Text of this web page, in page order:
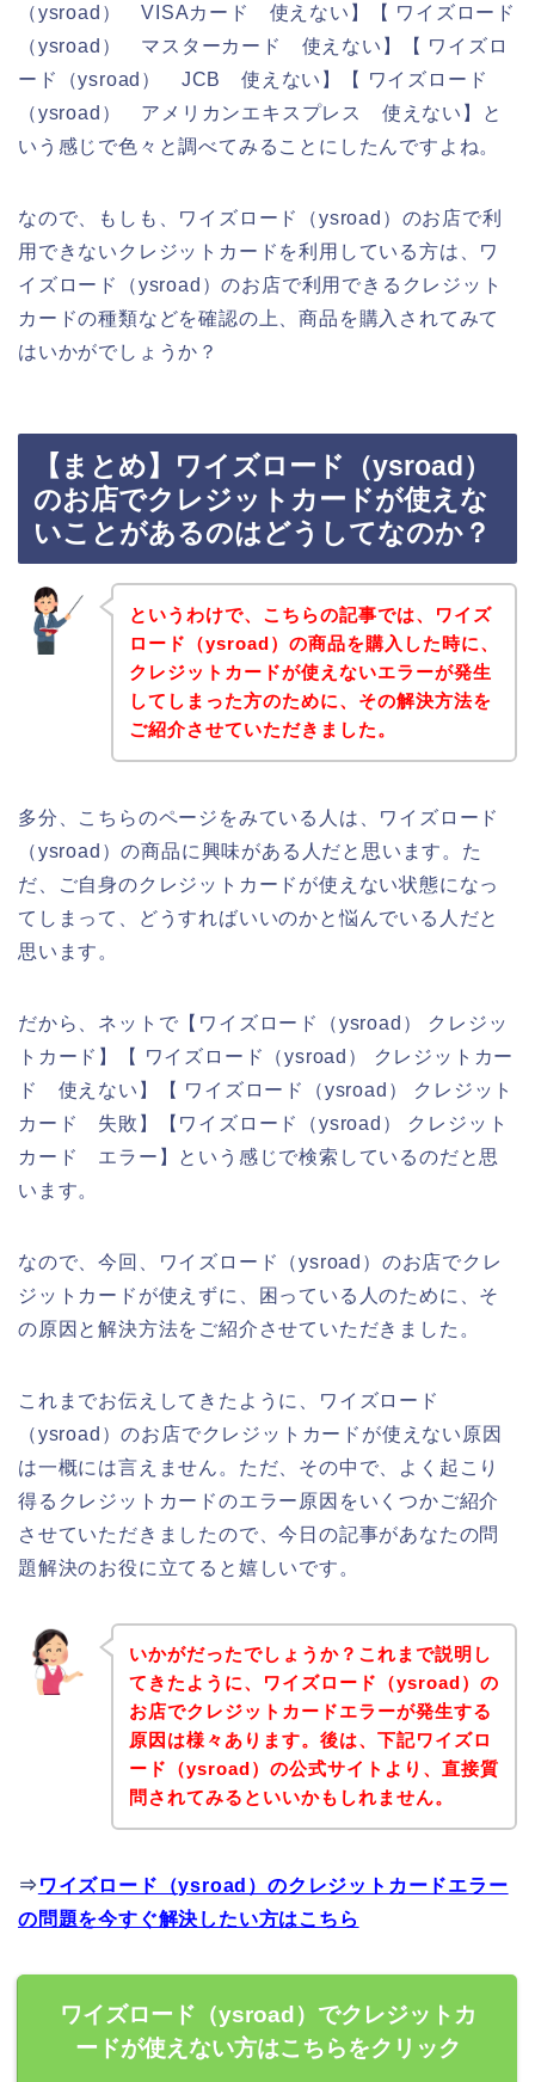
（ysroad） VISAカード 使えない】【 ワイズロード
（ysroad） マスターカード 使えない】【 ワイズロ
ード（ysroad） JCB 使えない】【 ワイズロード
（ysroad） アメリカンエキスプレス 使えない】と
いう感じで色々と調べてみることにしたんですよね。
なので、もしも、ワイズロード（ysroad）のお店で利
用できないクレジットカードを利用している方は、ワ
イズロード（ysroad）のお店で利用できるクレジット
カードの種類などを確認の上、商品を購入されてみて
はいかがでしょうか？
【まとめ】ワイズロード（ysroad）
のお店でクレジットカードが使えな
いことがあるのはどうしてなのか？
というわけで、こちらの記事では、ワイズ
ロード（ysroad）の商品を購入した時に、
クレジットカードが使えないエラーが発生
してしまった方のために、その解決方法を
ご紹介させていただきました。
多分、こちらのページをみている人は、ワイズロード
（ysroad）の商品に興味がある人だと思います。た
だ、ご自身のクレジットカードが使えない状態になっ
てしまって、どうすればいいのかと悩んでいる人だと
思います。
だから、ネットで【ワイズロード（ysroad） クレジッ
トカード】【 ワイズロード（ysroad） クレジットカー
ド 使えない】【 ワイズロード（ysroad） クレジット
カード 失敗】【ワイズロード（ysroad） クレジット
カード エラー】という感じで検索しているのだと思
います。
なので、今回、ワイズロード（ysroad）のお店でクレ
ジットカードが使えずに、困っている人のために、そ
の原因と解決方法をご紹介させていただきました。
これまでお伝えしてきたように、ワイズロード
（ysroad）のお店でクレジットカードが使えない原因
は一概には言えません。ただ、その中で、よく起こり
得るクレジットカードのエラー原因をいくつかご紹介
させていただきましたので、今日の記事があなたの問
題解決のお役に立てると嬉しいです。
いかがだったでしょうか？これまで説明し
てきたように、ワイズロード（ysroad）の
お店でクレジットカードエラーが発生する
原因は様々あります。後は、下記ワイズロ
ード（ysroad）の公式サイトより、直接質
問されてみるといいかもしれません。
⇒ ワイズロード（ysroad）のクレジットカードエラー
の問題を今すぐ解決したい方はこちら
ワイズロード（ysroad）でクレジットカ
ードが使えない方はこちらをクリック